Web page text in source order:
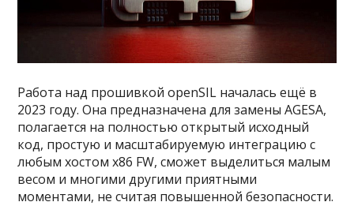
Работа над прошивкой openSIL началась ещё в
2023 году. Она предназначена для замены AGESA,
полагается на полностью открытый исходный
код, простую и масштабируемую интеграцию с
любым хостом x86 FW, сможет выделиться малым
весом и многими другими приятными
моментами, не считая повышенной безопасности.